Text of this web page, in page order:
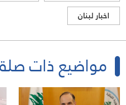
اخبار لبنان
مواضيع ذات صلة